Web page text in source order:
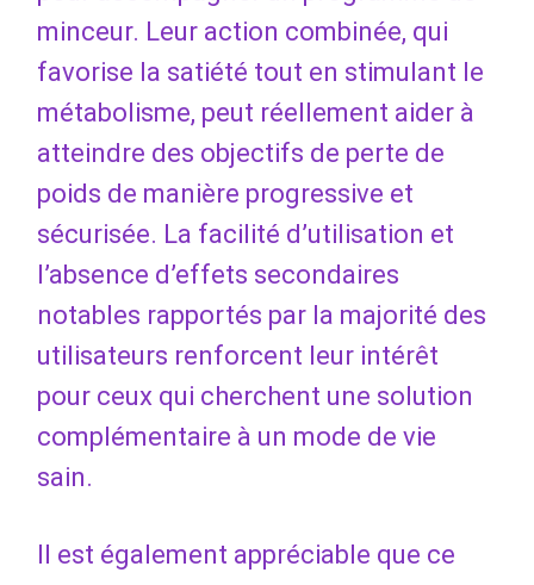
minceur. Leur action combinée, qui
favorise la satiété tout en stimulant le
métabolisme, peut réellement aider à
atteindre des objectifs de perte de
poids de manière progressive et
sécurisée. La facilité d’utilisation et
l’absence d’effets secondaires
notables rapportés par la majorité des
utilisateurs renforcent leur intérêt
pour ceux qui cherchent une solution
complémentaire à un mode de vie
sain.
Il est également appréciable que ce